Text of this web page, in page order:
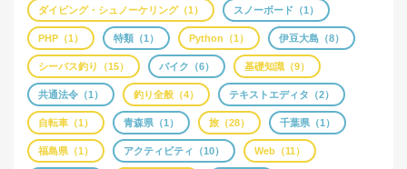
ダイビング・シュノーケリング（1） スノーボード（1）
PHP（1） 特類（1） Python（1） 伊豆大島（8）
シーバス釣り（15） バイク（6） 基礎知識（9）
共通法令（1） 釣り全般（4） テキストエディタ（2）
自転車（1） 青森県（1） 旅（28） 千葉県（1）
福島県（1） アクティビティ（10） Web（11）